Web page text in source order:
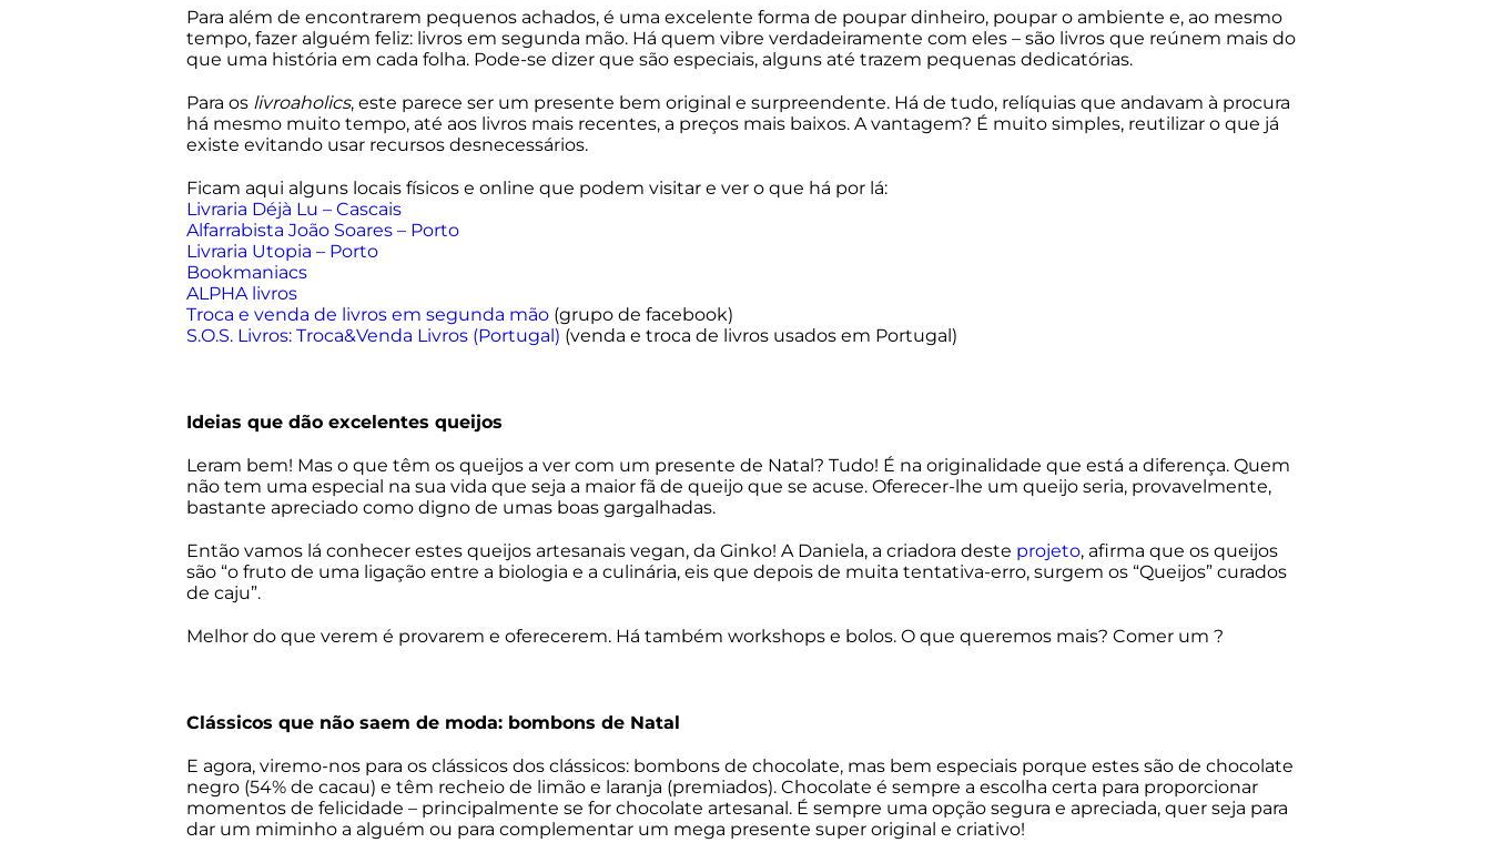
Para além de encontrarem pequenos achados, é uma excelente forma de poupar dinheiro, poupar o ambiente e, ao mesmo
tempo, fazer alguém feliz: livros em segunda mão. Há quem vibre verdadeiramente com eles – são livros que reúnem mais do
que uma história em cada folha. Pode-se dizer que são especiais, alguns até trazem pequenas dedicatórias.
Para os livroaholics, este parece ser um presente bem original e surpreendente. Há de tudo, relíquias que andavam à procura
há mesmo muito tempo, até aos livros mais recentes, a preços mais baixos. A vantagem? É muito simples, reutilizar o que já
existe evitando usar recursos desnecessários.
Ficam aqui alguns locais físicos e online que podem visitar e ver o que há por lá:
Livraria Déjà Lu – Cascais
Alfarrabista João Soares – Porto
Livraria Utopia – Porto
Bookmaniacs
ALPHA livros
Troca e venda de livros em segunda mão (grupo de facebook)
S.O.S. Livros: Troca&Venda Livros (Portugal) (venda e troca de livros usados em Portugal)
Ideias que dão excelentes queijos
Leram bem! Mas o que têm os queijos a ver com um presente de Natal? Tudo! É na originalidade que está a diferença. Quem
não tem uma especial na sua vida que seja a maior fã de queijo que se acuse. Oferecer-lhe um queijo seria, provavelmente,
bastante apreciado como digno de umas boas gargalhadas.
Então vamos lá conhecer estes queijos artesanais vegan, da Ginko! A Daniela, a criadora deste projeto, afirma que os queijos
são “o fruto de uma ligação entre a biologia e a culinária, eis que depois de muita tentativa-erro, surgem os “Queijos” curados
de caju”.
Melhor do que verem é provarem e oferecerem. Há também workshops e bolos. O que queremos mais? Comer um ?
Clássicos que não saem de moda: bombons de Natal
E agora, viremo-nos para os clássicos dos clássicos: bombons de chocolate, mas bem especiais porque estes são de chocolate
negro (54% de cacau) e têm recheio de limão e laranja (premiados). Chocolate é sempre a escolha certa para proporcionar
momentos de felicidade – principalmente se for chocolate artesanal. É sempre uma opção segura e apreciada, quer seja para
dar um miminho a alguém ou para complementar um mega presente super original e criativo!